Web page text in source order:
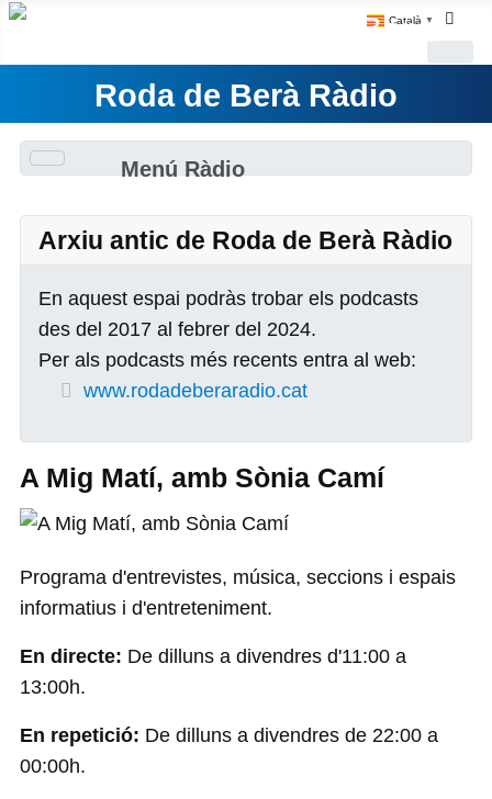
Català ▼
Roda de Berà Ràdio
Menú Ràdio
Arxiu antic de Roda de Berà Ràdio
En aquest espai podràs trobar els podcasts
des del 2017 al febrer del 2024.
Per als podcasts més recents entra al web:
www.rodadeberaradio.cat
A Mig Matí, amb Sònia Camí
Programa d'entrevistes, música, seccions i espais
informatius i d'entreteniment.
En directe: De dilluns a divendres d'11:00 a
13:00h.
En repetició: De dilluns a divendres de 22:00 a
00:00h.